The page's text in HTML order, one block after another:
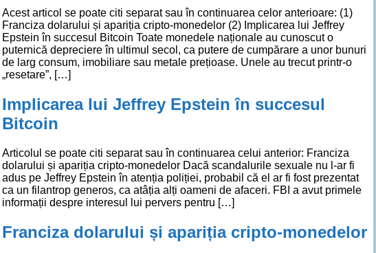
Acest articol se poate citi separat sau în continuarea celor anterioare: (1)
Franciza dolarului și apariția cripto-monedelor (2) Implicarea lui Jeffrey
Epstein în succesul Bitcoin Toate monedele naționale au cunoscut o
puternică depreciere în ultimul secol, ca putere de cumpărare a unor bunuri
de larg consum, imobiliare sau metale prețioase. Unele au trecut printr-o
„resetare”, […]
Implicarea lui Jeffrey Epstein în succesul
Bitcoin
Articolul se poate citi separat sau în continuarea celui anterior: Franciza
dolarului și apariția cripto-monedelor Dacă scandalurile sexuale nu l-ar fi
adus pe Jeffrey Epstein în atenția poliției, probabil că el ar fi fost prezentat
ca un filantrop generos, ca atâția alți oameni de afaceri. FBI a avut primele
informații despre interesul lui pervers pentru […]
Franciza dolarului și apariția cripto-monedelor